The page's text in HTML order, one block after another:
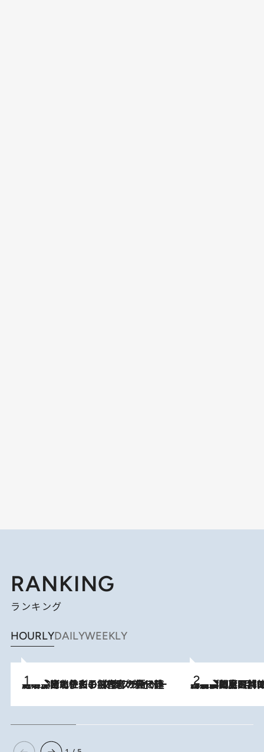
RANKING
ランキング
HOURLYDAILYWEEKLY
2026.8.3
《「文士の子ども被害者の会」発足！》阿川佐和子（72）が語る遠藤周作に北杜夫、劇作家・矢代静一の子どもたちの“文豪プライベート事件簿” 2026.8.8
「最後に見られてよかった」上野動物園の東園パンダ舎が解体前に特別公開。8月16日まで延長されたパネル展と共に辿る“半世紀”のパンダ飼育《解体工事の図面あり》